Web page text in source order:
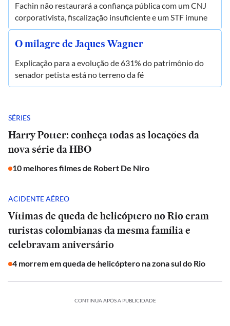
Fachin não restaurará a confiança pública com um CNJ
corporativista, fiscalização insuficiente e um STF imune
O milagre de Jaques Wagner
Explicação para a evolução de 631% do patrimônio do
senador petista está no terreno da fé
SÉRIES
Harry Potter: conheça todas as locações da
nova série da HBO
10 melhores filmes de Robert De Niro
ACIDENTE AÉREO
Vítimas de queda de helicóptero no Rio eram
turistas colombianas da mesma família e
celebravam aniversário
4 morrem em queda de helicóptero na zona sul do Rio
CONTINUA APÓS A PUBLICIDADE